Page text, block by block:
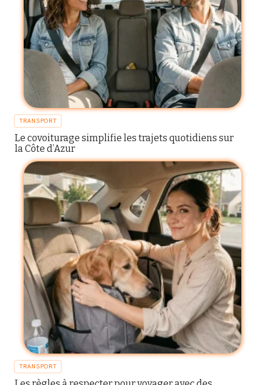
TRANSPORT
Le covoiturage simplifie les trajets quotidiens sur
la Côte d’Azur
TRANSPORT